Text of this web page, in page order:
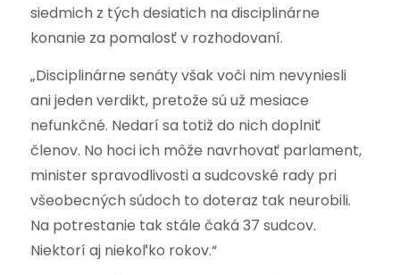
siedmich z tých desiatich na disciplinárne
konanie za pomalosť v rozhodovaní.
„Disciplinárne senáty však voči nim nevyniesli
ani jeden verdikt, pretože sú už mesiace
nefunkčné. Nedarí sa totiž do nich doplniť
členov. No hoci ich môže navrhovať parlament,
minister spravodlivosti a sudcovské rady pri
všeobecných súdoch to doteraz tak neurobili.
Na potrestanie tak stále čaká 37 sudcov.
Niektorí aj niekoľko rokov.“